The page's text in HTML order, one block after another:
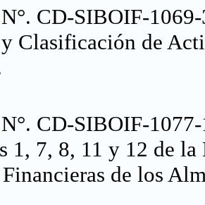
N°. CD-SIBOIF-
Clasificación de
N°. CD-SIBOIF-
1, 7, 8, 11 y 12 de la
de los